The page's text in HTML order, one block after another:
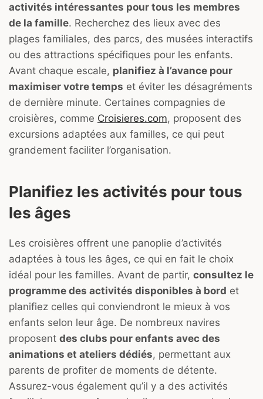
activités intéressantes pour tous les membres
de la famille. Recherchez des lieux avec des
plages familiales, des parcs, des musées interactifs
ou des attractions spécifiques pour les enfants.
Avant chaque escale, planifiez à l’avance pour
maximiser votre temps et éviter les désagréments
de dernière minute. Certaines compagnies de
croisières, comme Croisieres.com, proposent des
excursions adaptées aux familles, ce qui peut
grandement faciliter l’organisation.
Planifiez les activités pour tous
les âges
Les croisières offrent une panoplie d’activités
adaptées à tous les âges, ce qui en fait le choix
idéal pour les familles. Avant de partir, consultez le
programme des activités disponibles à bord et
planifiez celles qui conviendront le mieux à vos
enfants selon leur âge. De nombreux navires
proposent des clubs pour enfants avec des
animations et ateliers dédiés, permettant aux
parents de profiter de moments de détente.
Assurez-vous également qu’il y a des activités